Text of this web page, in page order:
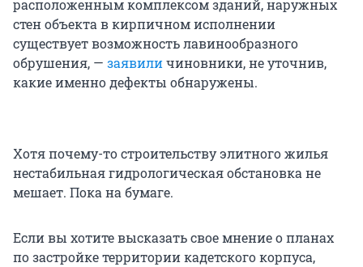
расположенным комплексом зданий, наружных
стен объекта в кирпичном исполнении
существует возможность лавинообразного
обрушения, — заявиличиновники, не уточнив,
какие именно дефекты обнаружены.
Хотя почему-то строительству элитного жилья
нестабильная гидрологическая обстановка не
мешает. Пока на бумаге.
Если вы хотите высказать свое мнение о планах
по застройке территории кадетского корпуса,